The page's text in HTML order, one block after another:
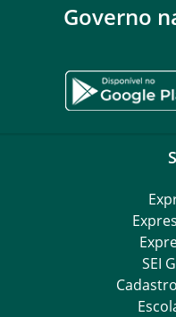
Governo
SEI